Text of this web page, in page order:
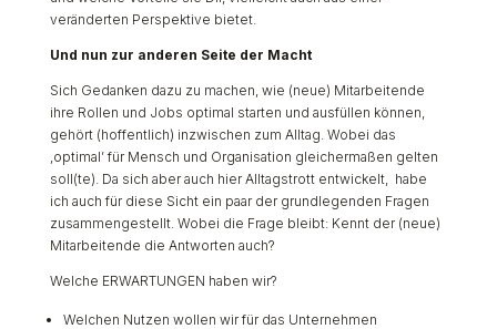
veränderten Perspektive bietet.
Und nun zur anderen Seite der Macht
Sich Gedanken dazu zu machen, wie (neue) Mitarbeitende
ihre Rollen und Jobs optimal starten und ausfüllen können,
gehört (hoffentlich) inzwischen zum Alltag. Wobei das
‚optimal’ für Mensch und Organisation gleichermaßen gelten
soll(te). Da sich aber auch hier Alltagstrott entwickelt, habe
ich auch für diese Sicht ein paar der grundlegenden Fragen
zusammengestellt. Wobei die Frage bleibt: Kennt der (neue)
Mitarbeitende die Antworten auch?
Welche ERWARTUNGEN haben wir?
Welchen Nutzen wollen wir für das Unternehmen